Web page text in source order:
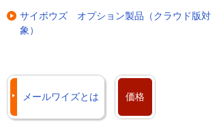
サイボウズ オプション製品（クラウド版対
象）
メールワイズとは 価格